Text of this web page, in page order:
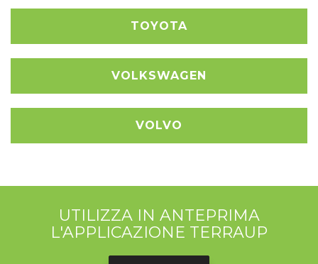
TOYOTA
VOLKSWAGEN
VOLVO
UTILIZZA IN ANTEPRIMA
L'APPLICAZIONE TERRAUP